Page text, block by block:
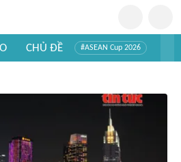
CHỦ ĐỀ #ASEAN Cup 2026